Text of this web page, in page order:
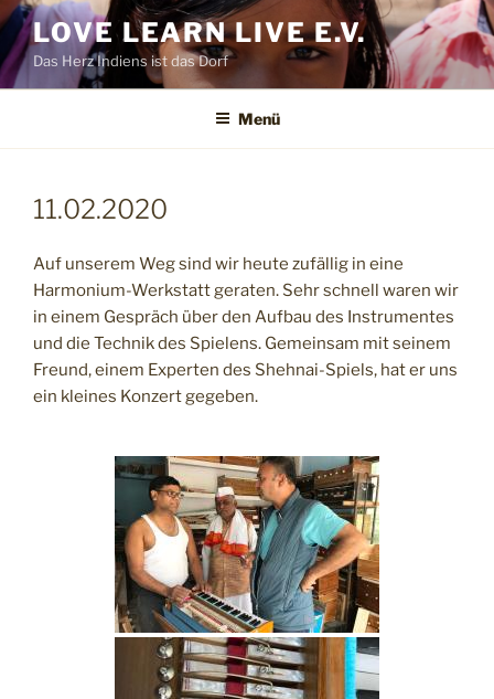
Zum
Inhalt
springen
LOVE LEARN LIVE E.V.
Das Herz Indiens ist das Dorf
Menü
11.02.2020
Auf unserem Weg sind wir heute zufällig in eine
Harmonium-Werkstatt geraten. Sehr schnell waren wir
in einem Gespräch über den Aufbau des Instrumentes
und die Technik des Spielens. Gemeinsam mit seinem
Freund, einem Experten des Shehnai-Spiels, hat er uns
ein kleines Konzert gegeben.